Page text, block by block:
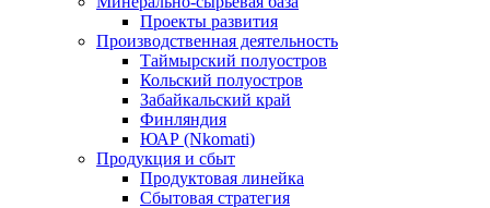
Проекты развития
Производственная деятельность
Таймырский полуостров
Кольский полуостров
Забайкальский край
Финляндия
ЮАР (Nkomati)
Продукция и сбыт
Продуктовая линейка
Сбытовая стратегия